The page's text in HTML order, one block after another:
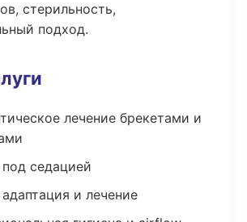
стерильность,
подход.
лечение брекетами и
седацией
и лечение